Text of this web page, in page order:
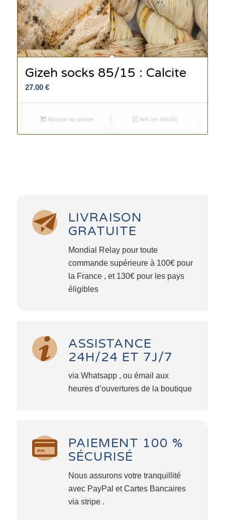
Gizeh socks 85/15 : Calcite
27.00 €
Ajouter au panier Voir les détails
LIVRAISON
GRATUITE
Mondial Relay pour toute
commande supérieure à 100€ pour
la France , et 130€ pour les pays
éligibles
ASSISTANCE
24H/24 ET 7J/7
via Whatsapp , ou émail aux
heures d’ouvertures de la boutique
PAIEMENT 100 %
SÉCURISÉ
Nous assurons votre tranquillité
avec PayPal et Cartes Bancaires
via stripe .